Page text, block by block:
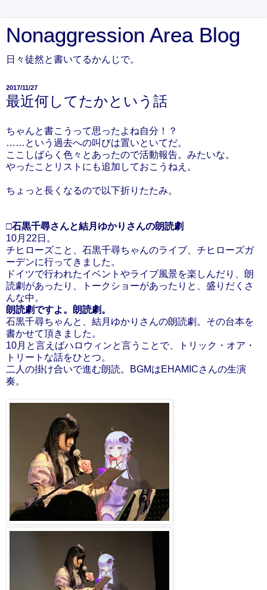
Nonaggression Area Blog
日々徒然と書いてるかんじで。
2017/11/27
最近何してたかという話
ちゃんと書こうって思ったよね自分！？
……という過去への叫びは置いといてだ。
ここしばらく色々とあったので活動報告。みたいな。
やったことリストにも追加しておこうねえ。
ちょっと長くなるので以下折りたたみ。
□石黒千尋さんと結月ゆかりさんの朗読劇
10月22日。
チヒローズこと、石黒千尋ちゃんのライブ、チヒローズガ
ーデンに行ってきました。
ドイツで行われたイベントやライブ風景を楽しんだり、朗
読劇があったり、トークショーがあったりと、盛りだくさ
んな中。
朗読劇ですよ。朗読劇。
石黒千尋ちゃんと、結月ゆかりさんの朗読劇。その台本を
書かせて頂きました。
10月と言えばハロウィンと言うことで、トリック・オア・
トリートな話をひとつ。
二人の掛け合いで進む朗読。BGMはEHAMICさんの生演
奏。